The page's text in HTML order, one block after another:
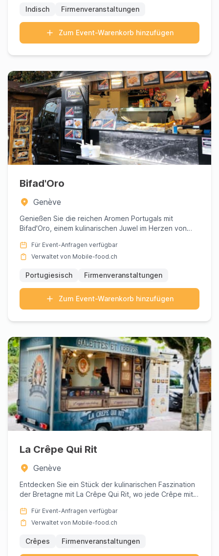
Indisch Firmenveranstaltungen
Zum Event-Warenkorb hinzufügen
Bifad'Oro
Genève
Genießen Sie die reichen Aromen Portugals mit
Bifad'Oro, einem kulinarischen Juwel im Herzen von
Für Event-Anfragen verfügbar
Verwaltet von Mobile-food.ch
Portugiesisch Firmenveranstaltungen
Zum Event-Warenkorb hinzufügen
La Crêpe Qui Rit
Genève
Entdecken Sie ein Stück der kulinarischen Faszination
der Bretagne mit La Crêpe Qui Rit, wo jede Crêpe mit
Für Event-Anfragen verfügbar
Verwaltet von Mobile-food.ch
Crêpes Firmenveranstaltungen